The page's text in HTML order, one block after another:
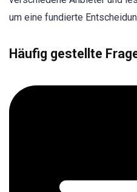
um eine fundierte
Häufig gestellte